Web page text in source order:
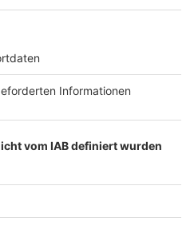
WERBUNG Hier
und
linktr.ee/notaufnah
gerne eine E-Mail